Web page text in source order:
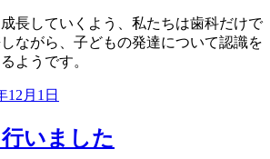
長していくよう、私たちは歯科だけで
ながら、子どもの発達について認識を
ようです。
12月1日
いました